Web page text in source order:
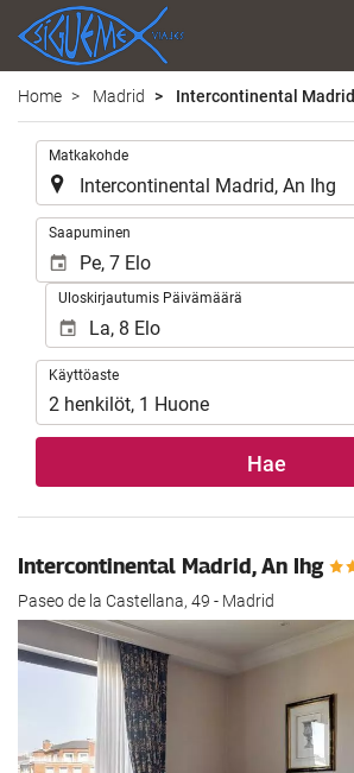
Home Madrid Intercontinental
Matkakohde
Saapuminen
Uloskirjautumis Päivämäärä
Käyttöaste
Käyttöaste
2 henkilöt, 1 Huone
Hae
Intercontinental Madrid, An Ihg
Paseo de la Castellana, 49 - Madrid